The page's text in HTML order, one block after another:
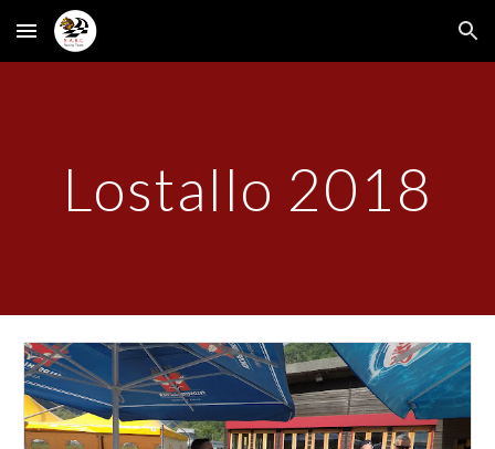
Skip to main content Skip to navigation
Lostallo 2018